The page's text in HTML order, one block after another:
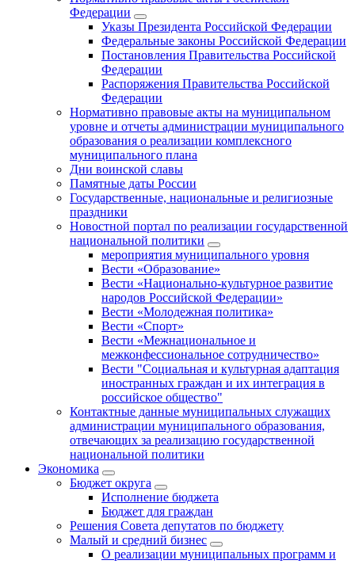
Федерации
Указы Президента Российской Федерации
Федеральные законы Российской Федерации
Постановления Правительства Российской
Федерации
Распоряжения Правительства Российской
Федерации
Нормативно правовые акты на муниципальном
уровне и отчеты администрации муниципального
образования о реализации комплексного
муниципального плана
Дни воинской славы
Памятные даты России
Государственные, национальные и религиозные
праздники
Новостной портал по реализации государственной
национальной политики
мероприятия муниципального уровня
Вести «Образование»
Вести «Национально-культурное развитие
народов Российской Федерации»
Вести «Молодежная политика»
Вести «Спорт»
Вести «Межнациональное и
межконфессиональное сотрудничество»
Вести "Социальная и культурная адаптация
иностранных граждан и их интеграция в
российское общество"
Контактные данные муниципальных служащих
администрации муниципального образования,
отвечающих за реализацию государственной
национальной политики
Экономика
Бюджет округa
Исполнение бюджета
Бюджет для граждан
Решения Совета депутатов по бюджету
Малый и средний бизнес
О реализации муниципальных программ и